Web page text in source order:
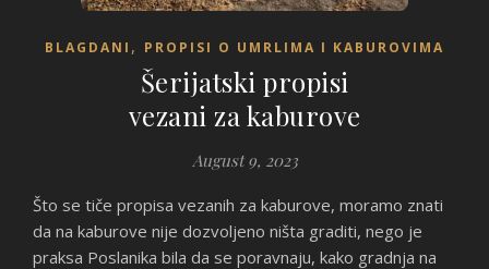
BLAGDANI , PROPISI O UMRLIMA I KABUROVIMA
Šerijatski propisi
vezani za kaburove
August 9, 2023
Što se tiče propisa vezanih za kaburove, moramo znati
da na kaburove nije dozvoljeno ništa graditi, nego je
praksa Poslanika bila da se poravnaju, kako gradnja na